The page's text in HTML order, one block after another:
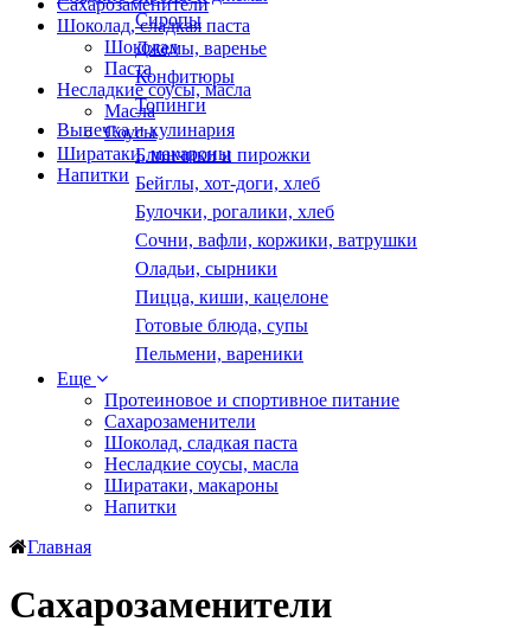
Сахарозаменители
Шоколад, сладкая паста
Шоколад
Паста
Несладкие соусы, масла
Масла
Соусы
Ширатаки, макароны
Напитки
Сиропы
Джемы, варенье
Конфитюры
Топинги
Выпечка и кулинария
Блинчики и пирожки
Бейглы, хот-доги, хлеб
Булочки, рогалики, хлеб
Сочни, вафли, коржики, ватрушки
Оладьи, сырники
Пицца, киши, кацелоне
Готовые блюда, супы
Пельмени, вареники
Еще
Протеиновое и спортивное питание
Сахарозаменители
Шоколад, сладкая паста
Несладкие соусы, масла
Ширатаки, макароны
Напитки
Главная
Сахарозаменители